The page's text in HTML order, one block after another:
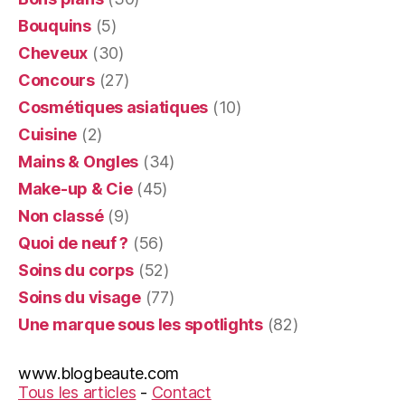
Bouquins(5)
Cheveux (30)
Concours(27)
Cosmétiques asiatiques (10)
Cuisine (2)
Mains & Ongles (34)
Make-up & Cie(45)
Non classé(9)
Quoi de neuf ? (56)
Soins du corps (52)
Soins du visage(77)
Une marque sous les spotlights(82)
www.blogbeaute.com
Tous les articles - Contact